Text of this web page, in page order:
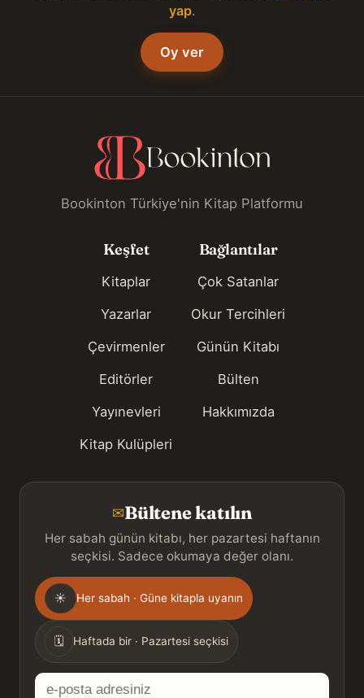
yap.
Oy ver
Bookinton Türkiye'nin Kitap Platformu
Keşfet
Kitaplar
Yazarlar
Çevirmenler
Editörler
Yayınevleri
Kitap Kulüpleri
Bağlantılar
Çok Satanlar
Okur Tercihleri
Günün Kitabı
Bülten
Hakkımızda
✉Bültene katılın
Her sabah günün kitabı, her pazartesi haftanın
seçkisi. Sadece okumaya değer olanı.
Gönderim
sıklığı
☀ Her sabah · Güne kitapla uyanın
🗓 Haftada bir · Pazartesi seçkisi
E-